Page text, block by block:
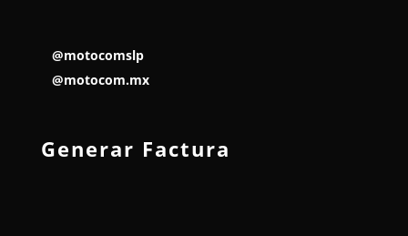
@motocomslp
@motocom.mx
Generar Factura